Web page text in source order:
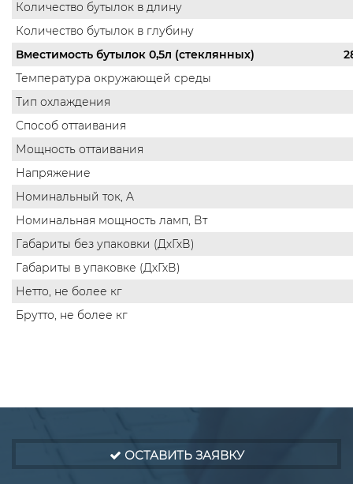
Количество бутылок в длину
Количество бутылок в глубину
Вместимость бутылок 0,5л (стеклянных)
Температура окружающей среды
Тип охлаждения
Способ оттаивания
Мощность оттаивания
Напряжение
Номинальный ток, A
Номинальная мощность ламп, Вт
Габариты без упаковки (ДхГхВ)
Габариты в упаковке (ДхГхВ)
Нетто, не более кг
Брутто, не более кг
ОСТАВИТЬ ЗАЯВКУ